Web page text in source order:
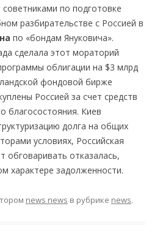
по подготовке
разбирательстве с Россией в
по «бондам Януковича».
сделала этот мораторий
облигации на $3 млрд
фондовой бирже
Россией за счет средств
благосостояния. Киев
долга на общих
условиях, Российская
обговаривать отказалась,
характере задолженности.
news news в рубрике news.